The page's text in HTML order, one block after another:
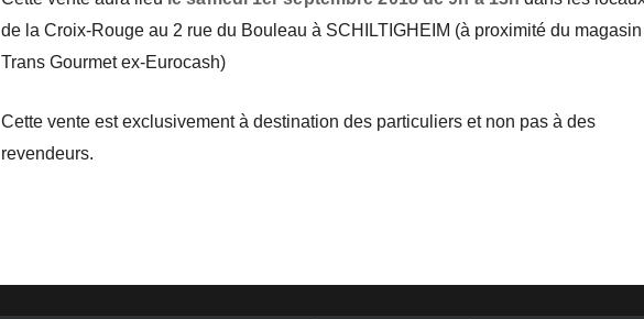
de la Croix-Rouge au 2 rue du Bouleau à SCHILTIGHEIM (à proximité du magasin
Trans Gourmet ex-Eurocash)
Cette vente est exclusivement à destination des particuliers et non pas à des
revendeurs.